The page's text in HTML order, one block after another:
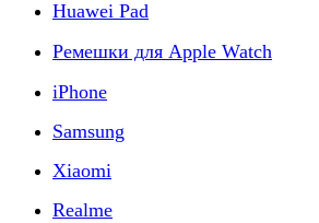
Huawei Pad
Ремешки для Apple Watch
iPhone
Samsung
Xiaomi
Realme